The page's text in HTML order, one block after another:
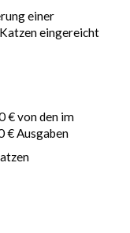
einer
eingereicht
€ von den im
Ausgaben